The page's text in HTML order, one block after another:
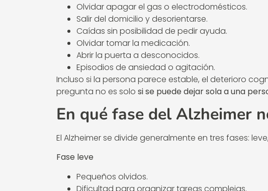
Olvidar apagar el gas o electrodomésticos.
Salir del domicilio y desorientarse.
Caídas sin posibilidad de pedir ayuda.
Olvidar tomar la medicación.
Abrir la puerta a desconocidos.
Episodios de ansiedad o agitación.
Incluso si la persona parece estable, el deterioro
pregunta no es solo si se puede dejar sola a una
En qué fase del Alzheimer
El Alzheimer se divide generalmente en tres fases:
Fase leve
Pequeños olvidos.
Dificultad para organizar tareas complejas.